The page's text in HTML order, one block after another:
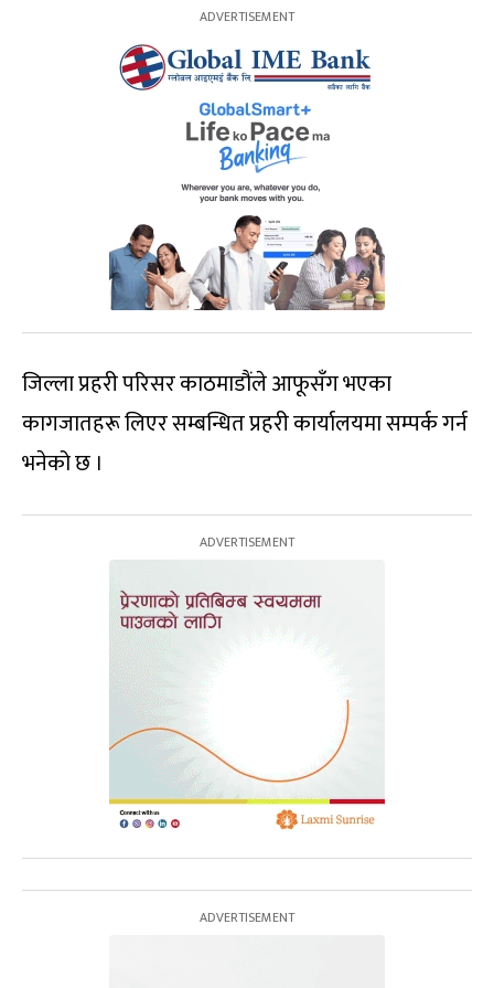
जिल्ला प्रहरी परिसर काठमाडौंले आफूसँग भएका
कागजातहरू लिएर सम्बन्धित प्रहरी कार्यालयमा सम्पर्क गर्न
भनेको छ ।